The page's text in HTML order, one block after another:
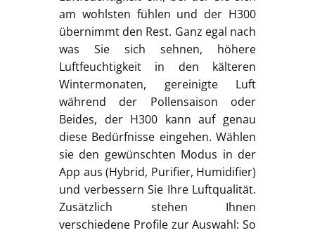
am wohlsten fühlen und der H300
übernimmt den Rest. Ganz egal nach
was Sie sich sehnen, höhere
Luftfeuchtigkeit in den kälteren
Wintermonaten, gereinigte Luft
während der Pollensaison oder
Beides, der H300 kann auf genau
diese Bedürfnisse eingehen. Wählen
sie den gewünschten Modus in der
App aus (Hybrid, Purifier, Humidifier)
und verbessern Sie Ihre Luftqualität.
Zusätzlich stehen Ihnen
verschiedene Profile zur Auswahl: So